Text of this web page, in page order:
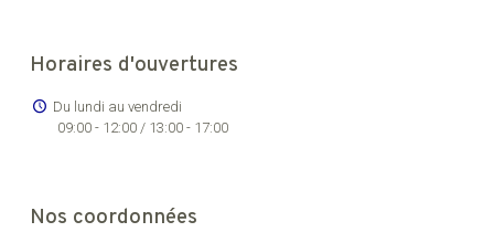
Horaires d'ouvertures
Du lundi au vendredi
09:00 - 12:00 / 13:00 - 17:00
Nos coordonnées